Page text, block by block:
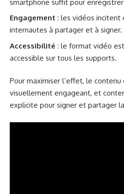
smartphone suffit pour
Engagement : les vidéos incitent
internautes à partager et à signer.
Accessibilité : le format vidéo
accessible sur tous les supports.
Pour maximiser l’effet, le
visuellement engageant, et
explicite pour signer et partager